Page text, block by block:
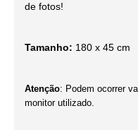
de fotos!
Tamanho: 180 x 45 cm
Atenção: Podem ocorrer
monitor utilizado.